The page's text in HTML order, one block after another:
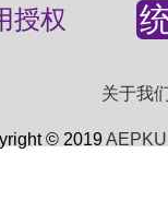
授权
关于我
© 2019